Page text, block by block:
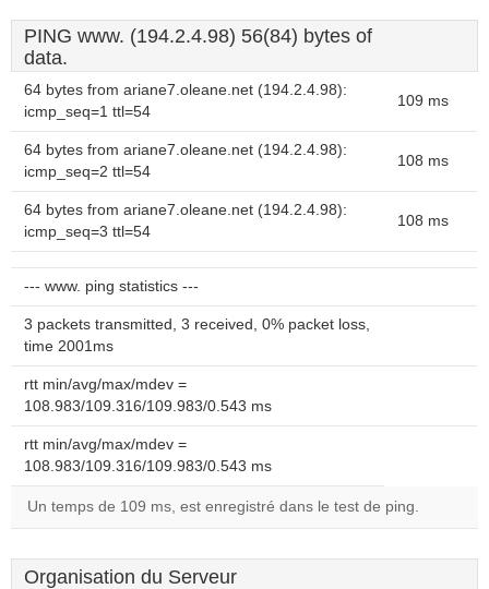
PING www. (194.2.4.98) 56(84) bytes of
data.
64 bytes from ariane7.oleane.net (194.2.4.98):
icmp_seq=1 ttl=54
109 ms
64 bytes from ariane7.oleane.net (194.2.4.98):
icmp_seq=2 ttl=54
108 ms
64 bytes from ariane7.oleane.net (194.2.4.98):
icmp_seq=3 ttl=54
108 ms
--- www. ping statistics ---
3 packets transmitted, 3 received, 0% packet loss,
time 2001ms
rtt min/avg/max/mdev =
108.983/109.316/109.983/0.543 ms
rtt min/avg/max/mdev =
108.983/109.316/109.983/0.543 ms
Un temps de 109 ms, est enregistré dans le test de ping.
Organisation du Serveur